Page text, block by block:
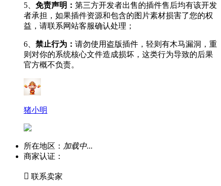
5、 免责声明： 第三方开发者出售的插件售后均有该开发
者承担，如果插件资源和包含的图片素材损害了您的权
益，请联系网站客服确认处理；
6、 禁止行为： 请勿使用盗版插件，轻则有木马漏洞，重
则对你的系统核心文件造成损坏，这类行为导致的后果
官方概不负责。
猪小明
所在地区： 加载中...
商家认证：
 联系卖家